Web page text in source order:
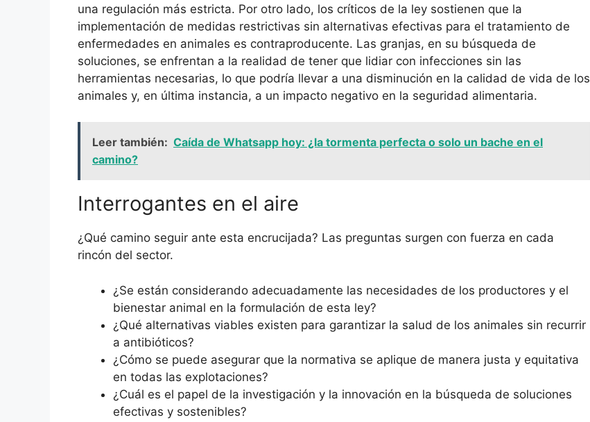
una regulación más estricta. Por otro lado, los críticos de la ley sostienen que la
implementación de medidas restrictivas sin alternativas efectivas para el tratamiento de
enfermedades en animales es contraproducente. Las granjas, en su búsqueda de
soluciones, se enfrentan a la realidad de tener que lidiar con infecciones sin las
herramientas necesarias, lo que podría llevar a una disminución en la calidad de vida de los
animales y, en última instancia, a un impacto negativo en la seguridad alimentaria.
Leer también: Caída de Whatsapp hoy: ¿la tormenta perfecta o solo un bache en el
camino?
Interrogantes en el aire
¿Qué camino seguir ante esta encrucijada? Las preguntas surgen con fuerza en cada
rincón del sector.
¿Se están considerando adecuadamente las necesidades de los productores y el
bienestar animal en la formulación de esta ley?
¿Qué alternativas viables existen para garantizar la salud de los animales sin recurrir
a antibióticos?
¿Cómo se puede asegurar que la normativa se aplique de manera justa y equitativa
en todas las explotaciones?
¿Cuál es el papel de la investigación y la innovación en la búsqueda de soluciones
efectivas y sostenibles?